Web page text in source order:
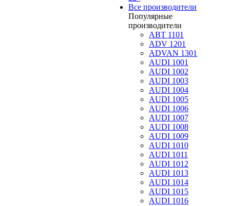
Все производители
Популярные
производители
ABT 1101
ADV 1201
ADVAN 1301
AUDI 1001
AUDI 1002
AUDI 1003
AUDI 1004
AUDI 1005
AUDI 1006
AUDI 1007
AUDI 1008
AUDI 1009
AUDI 1010
AUDI 1011
AUDI 1012
AUDI 1013
AUDI 1014
AUDI 1015
AUDI 1016